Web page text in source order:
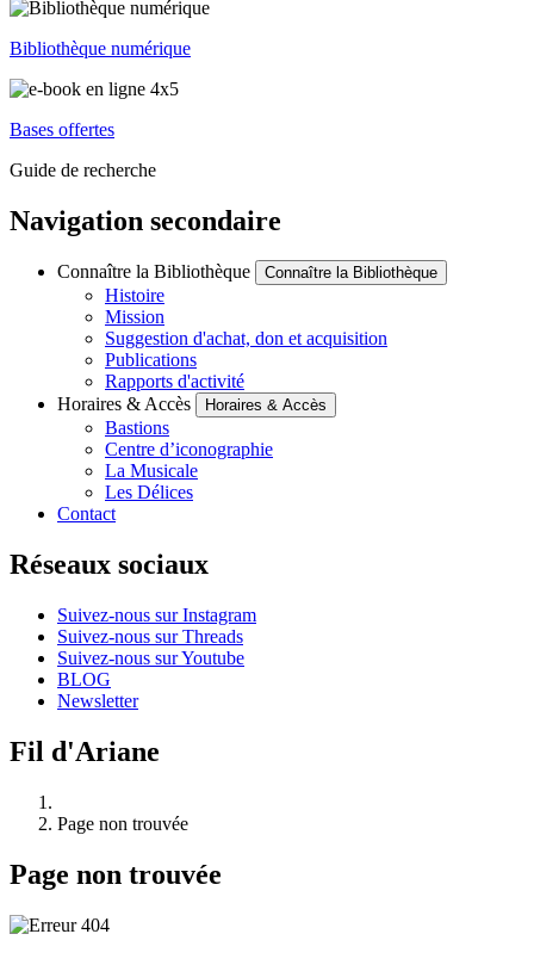
Bibliothèque numérique
Bases offertes
Guide de recherche
Navigation secondaire
Connaître la Bibliothèque Connaître la Bibliothèque
Histoire
Mission
Suggestion d'achat, don et acquisition
Publications
Rapports d'activité
Horaires & Accès
Horaires & Accès
Bastions
Centre d’iconographie
La Musicale
Les Délices
Contact
Réseaux sociaux
Suivez-nous sur Instagram
Suivez-nous sur Threads
Suivez-nous sur Youtube
BLOG
Newsletter
Fil d'Ariane
Page non trouvée
Page non trouvée